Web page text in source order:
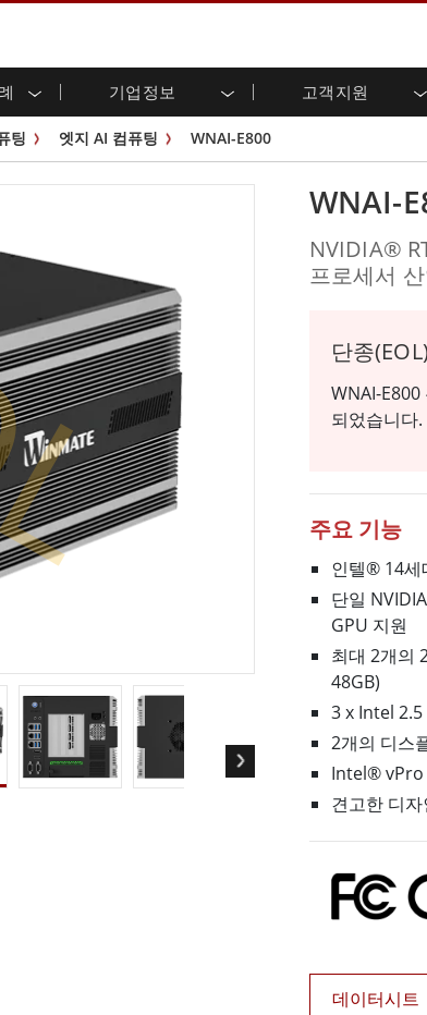
기업정보 고객지원
디스플레이
(P-CAP)
임
C
스 시리
실외 디스플레이
G-WIN 시리즈 /
랙 마운트
바 유형 디스플레
이
OSD 박스
산업용 패널 PC 및
HMI(P-CAP 터치)
산업용 패널 PC(P-CAP
산업용 패널 PC(저항막
스테인리스 시리즈
G-WIN 시리즈 / IP67 설
ATEX 등급
엣지 AI 패널 PC
드 컴퓨팅
/ 방수 러기드 PC IP65
트웨이
이트웨이
헬스케어 등급
의료용 러기드 태블릿
가스, ATEX 등급
급 러기드 태블릿
AI 컴퓨터
엣지 AI 모빌리티
엣지 AI 패널 PC
엣지 AI 컴퓨팅
에너지, 화학, ATEX
식품 및 위생 산업
창고 및 물류
헬스케어
헤비 듀티
례
관계 시민권
드 센터 고객 서비스 센터
유
터 제품 변경 알림
채널
VR 엑스포
팅 엣지 AI 컴퓨팅 WNAI-E800
WNAI-
NVIDIA®
프로세서
단종(EOL)
WNAI-
되었습니다
주요 기능
인텔® 14세
단일
GPU 지원
최대 2개의
48GB)
3 x Intel 2.5
2개의 디스
Intel® vPro
견고한 디자
데이터시트